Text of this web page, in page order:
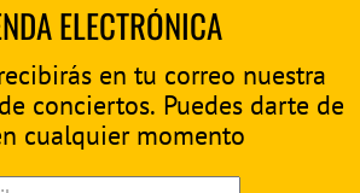
ELECTRÓNICA
en tu correo nuestra
conciertos. Puedes darte de
cualquier momento